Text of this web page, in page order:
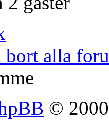
bort alla
©